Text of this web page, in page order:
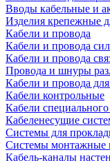
Вводы кабельные и
Изделия крепежные
Кабели и провода
Кабели и провода
Кабели и провода
Провода и шнуры
Кабели и провода
Кабели контрольные
Кабели
Кабеленесущие
Системы для
Системы монтажные
Кабель-каналы